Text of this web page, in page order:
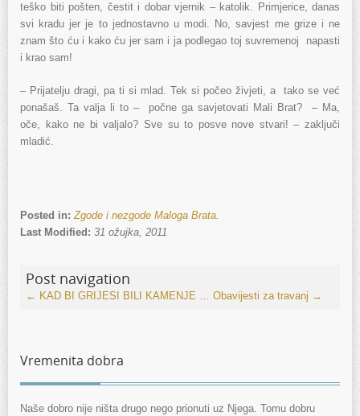
teško biti pošten, čestit i dobar vjernik – katolik. Primjerice, danas
svi kradu jer je to jednostavno u modi. No, savjest me grize i ne
znam što ću i kako ću jer sam i ja podlegao toj suvremenoj napasti
i krao sam!
– Prijatelju dragi, pa ti si mlad. Tek si počeo živjeti, a tako se već
ponašaš. Ta valja li to – počne ga savjetovati Mali Brat? – Ma,
oče, kako ne bi valjalo? Sve su to posve nove stvari! – zaključi
mladić.
Posted in:Zgode i nezgode Maloga Brata.
Last Modified: 31 ožujka, 2011
Post navigation
← KAD BI GRIJESI BILI KAMENJE … Obavijesti za travanj →
Vremenita dobra
Naše dobro nije ništa drugo nego prionuti uz Njega. Tomu dobru